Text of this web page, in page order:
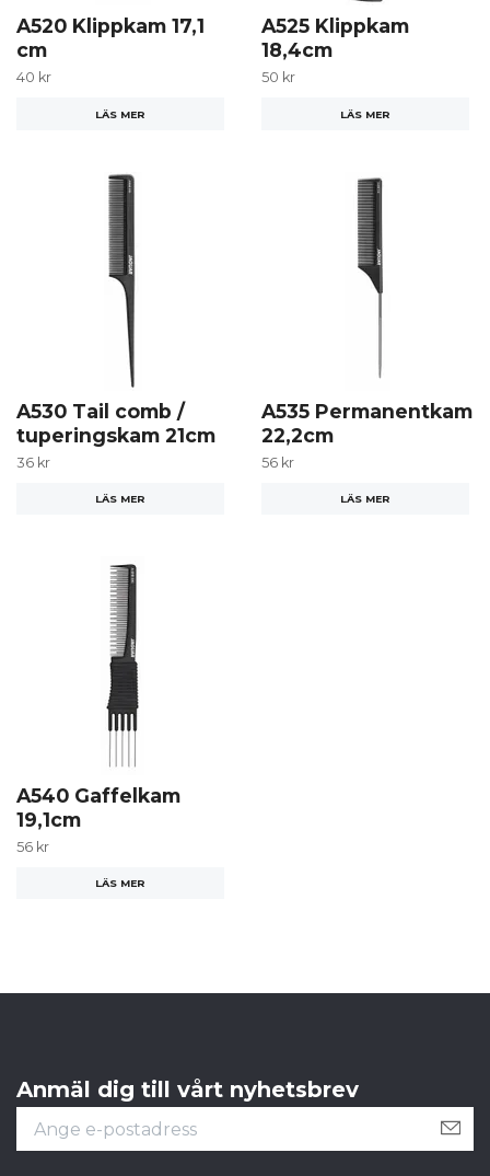
A520 Klippkam 17,1
cm
40 kr
LÄS MER
A525 Klippkam
18,4cm
50 kr
LÄS MER
A530 Tail comb /
tuperingskam 21cm
36 kr
LÄS MER
A535 Permanentkam
22,2cm
56 kr
LÄS MER
A540 Gaffelkam
19,1cm
56 kr
LÄS MER
Anmäl dig till vårt nyhetsbrev